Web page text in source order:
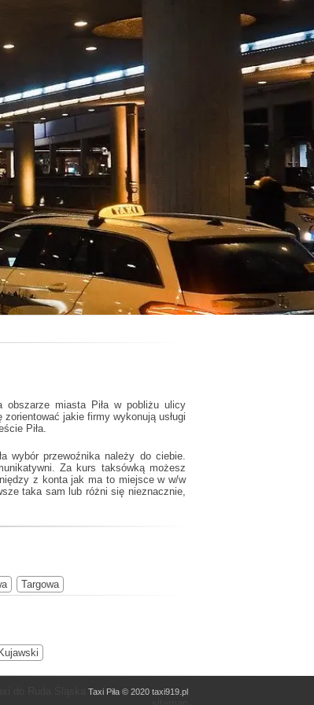
obszarze miasta Piła w pobliżu ulicy
jakie firmy wykonują usługi
Piła.
wybór przewoźnika należy do ciebie.
Za kurs taksówką możesz
z konta jak ma to miejsce w w/w
taka sam lub różni się nieznacznie,
Targowa
Taxi Piła © 2020 taxi919.pl